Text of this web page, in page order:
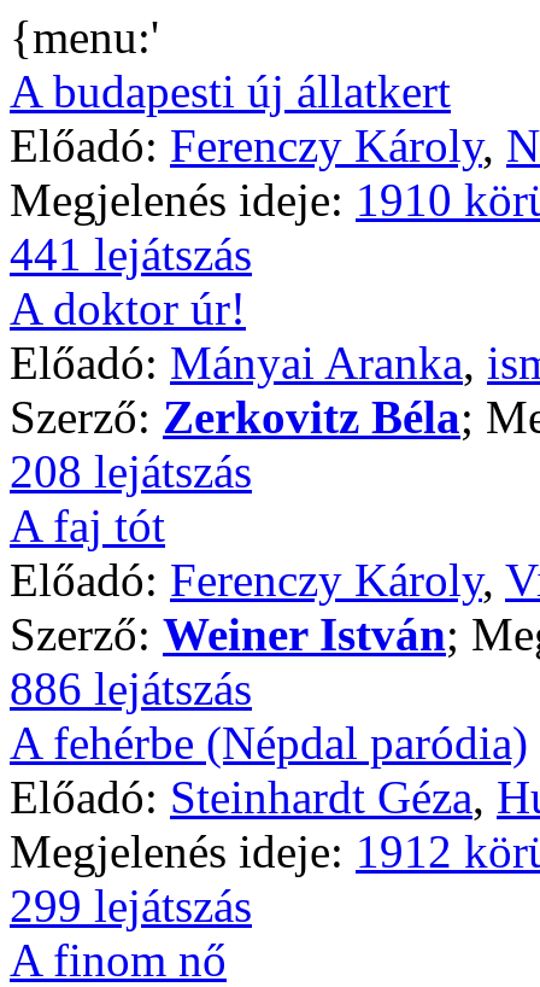
{menu:'
A budapesti új állatkert
Előadó: Ferenczy Károly,
Megjelenés ideje: 1910
441 lejátszás
A doktor úr!
Előadó: Mányai Aranka,
Szerző: Zerkovitz Béla;
208 lejátszás
A faj tót
Előadó: Ferenczy Károly,
Szerző: Weiner István;
886 lejátszás
A fehérbe (Népdal paródia)
Előadó: Steinhardt Géza,
Megjelenés ideje: 1912
299 lejátszás
A finom nő